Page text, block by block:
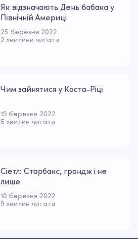
Як відзначають День бабака у
Північній Америці
25 березня 2022
2 хвилини читати
Чим зайнятися у Коста-Ріці
19 березня 2022
5 хвилин читати
Сіетл: Старбакс, грандж і не
лише
10 березня 2022
9 хвилин читати